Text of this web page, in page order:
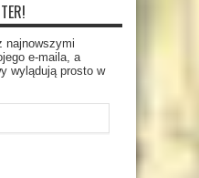
najnowszymi
e-maila, a
wylądują prosto w